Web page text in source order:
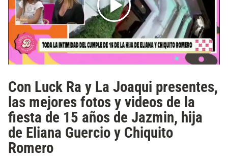
Con Luck Ra y La Joaqui presentes,
las mejores fotos y videos de la
fiesta de 15 años de Jazmin, hija
de Eliana Guercio y Chiquito
Romero